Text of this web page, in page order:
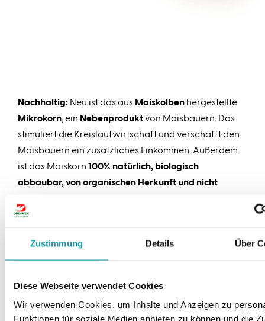
Zustimmung Details Über
Diese Webseite verwendet Cookies
Wir verwenden Cookies, um Inhalte und Anzeigen zu
Funktionen für soziale Medien anbieten zu können und die
Nachhaltig: Neu ist das aus Maiskolben hergestellte
Mikrokorn , ein Nebenproduktvon Maisbauern. Das
stimuliert die Kreislaufwirtschaft und verschafft den
Maisbauern ein zusätzliches Einkommen. Außerdem
ist das Maiskorn 100% natürlich, biologisch
abbaubar,von organischen Herkunft und nicht
aus Europa
Das verbesserte Dreumex Special ist jetzt in
Wiederverkaufsstellen und im Internet erhältlich. Die